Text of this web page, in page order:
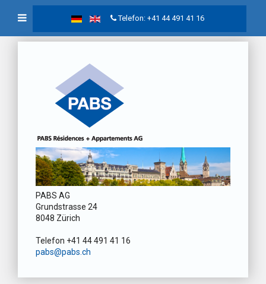
Telefon: +41 44 491 41 16
PABS AG
Grundstrasse 24
8048 Zürich
Telefon +41 44 491 41 16
pabs@pabs.ch